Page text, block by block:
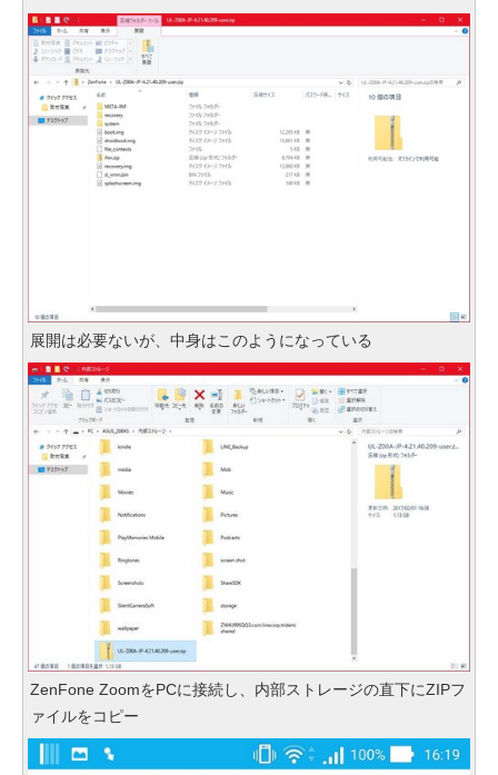
展開は必要ないが、中身はこのようになっている
ZenFone ZoomをPCに接続し、内部ストレージの直下にZIPフ
ァイルをコピー